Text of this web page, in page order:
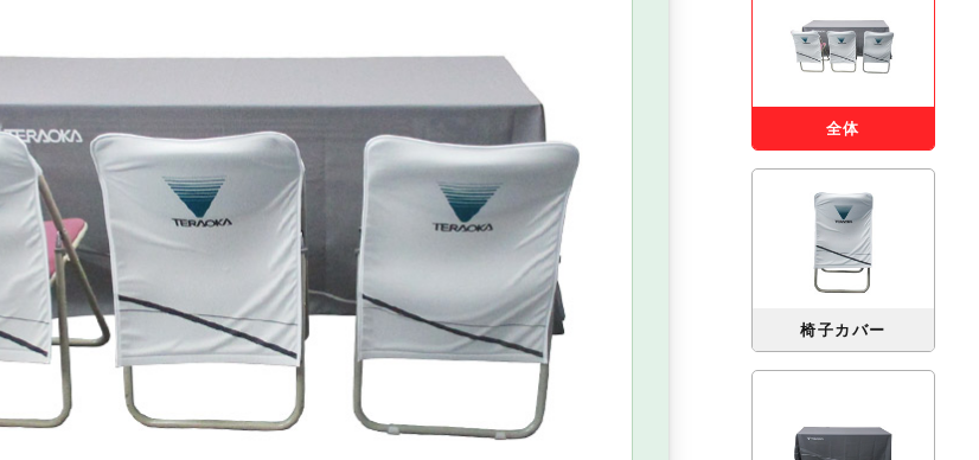
記者会見 住宅展示場 文化祭・学園祭
全体
椅子カバー